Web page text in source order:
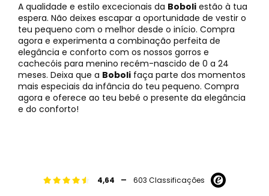
A qualidade e estilo excecionais da Boboli estão à tua
espera. Não deixes escapar a oportunidade de vestir o
teu pequeno com o melhor desde o início. Compra
agora e experimenta a combinação perfeita de
elegância e conforto com os nossos gorros e
cachecóis para menino recém-nascido de 0 a 24
meses. Deixa que a Boboli faça parte dos momentos
mais especiais da infância do teu pequeno. Compra
agora e oferece ao teu bebé o presente da elegância
e do conforto!
4,64 - 603 Classificações